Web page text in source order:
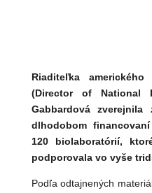
Riaditeľka amerického
(Director of National
Gabbardová
dlhodobom
120 biolaboratórií,
podporovala vo vyše
Podľa odtajnených